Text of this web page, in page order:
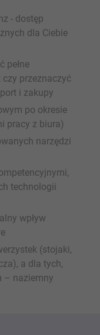
- dostęp
dla Ciebie
pełne
przeznaczyć
i zakupy
po okresie
pracy z biura)
narzędzi
technologii
wpływ
(stojaki,
a dla tych,
– naziemny